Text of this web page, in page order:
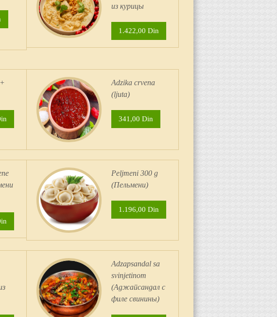
из курицы
1.422,00 Din
Adzika crvena
(ljuta)
341,00 Din
Peljmeni 300 g
(Пельмени)
1.196,00 Din
Adzapsandal sa
svinjetinom
(Аджапсандал с
филе свинины)